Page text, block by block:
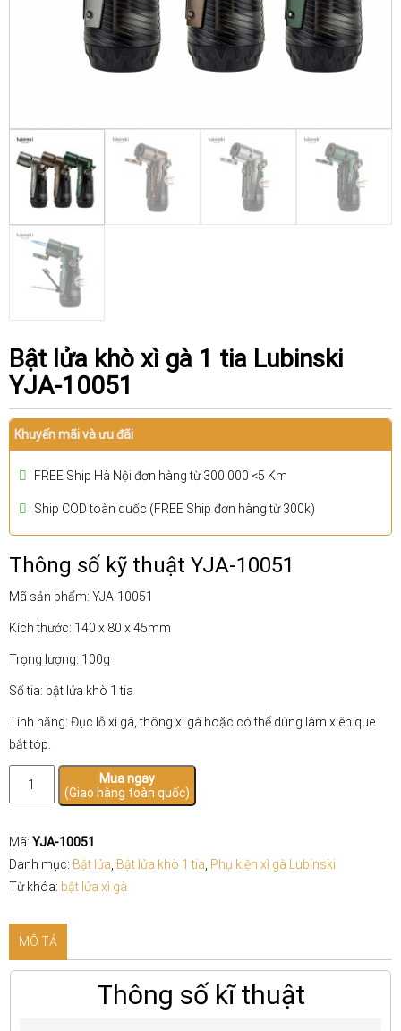
Bật lửa khò xì gà 1 tia Lubinski
YJA-10051
Khuyến mãi và ưu đãi
FREE Ship Hà Nội đơn hàng từ 300.000 <5 Km
Ship COD toàn quốc (FREE Ship đơn hàng từ 300k)
Thông số kỹ thuật YJA-10051
Mã sản phẩm: YJA-10051
Kích thước: 140 x 80 x 45mm
Trọng lượng: 100g
Số tia: bật lửa khò 1 tia
Tính năng: Đục lỗ xì gà, thông xì gà hoặc có thể dùng làm xiên que
bắt tóp.
xì
gà
1
Lubinski
10051
Mua ngay
(Giao hàng toàn quốc)
Mã: YJA-10051
Danh mục: Bật lửa, Bật lửa khò 1 tia, Phụ kiện xì gà Lubinski
Từ khóa: bật lửa xì gà
MÔ TẢ
Thông số kĩ thuật